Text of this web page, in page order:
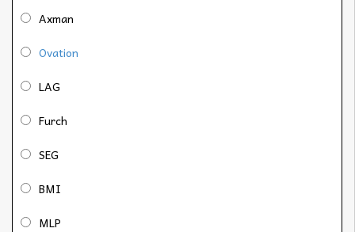
Axman
Ovation
LAG
Furch
SEG
BMI
MLP